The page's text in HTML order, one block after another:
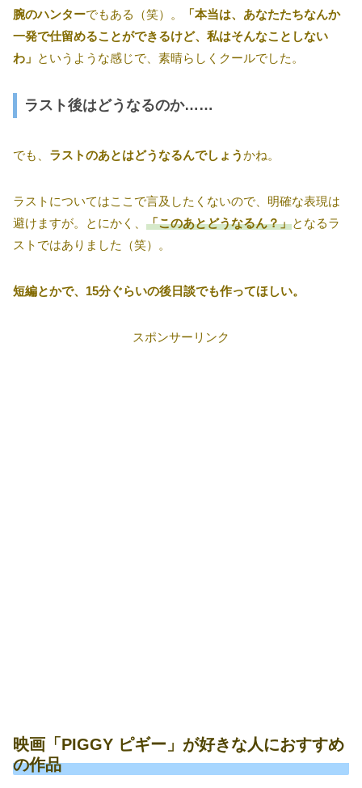
腕のハンターでもある（笑）。
「本当は、あなたたちなんか
一発で仕留めることができるけど、私はそんなことしない
わ」 というような感じで、素晴らしくクールでした。
ラスト後はどうなるのか……
でも、 ラストのあとはどうなるんでしょうかね。
ラストについてはここで言及したくないので、明確な表現は
避けますが。とにかく、 「このあとどうなるん？」となるラ
ストではありました（笑）。
短編とかで、15分ぐらいの後日談でも作ってほしい。
スポンサーリンク
映画「PIGGY ピギー」が好きな人におすすめ
の作品